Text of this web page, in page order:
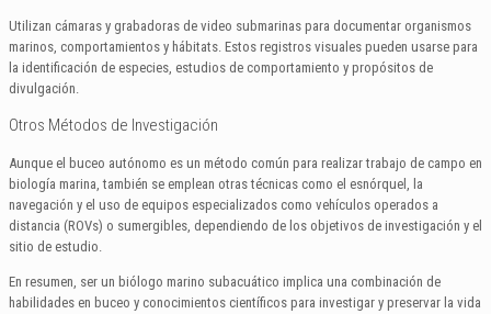
Utilizan cámaras y grabadoras de video submarinas para documentar organismos
marinos, comportamientos y hábitats. Estos registros visuales pueden usarse para
la identificación de especies, estudios de comportamiento y propósitos de
divulgación.
Otros Métodos de Investigación
Aunque el buceo autónomo es un método común para realizar trabajo de campo en
biología marina, también se emplean otras técnicas como el esnórquel, la
navegación y el uso de equipos especializados como vehículos operados a
distancia (ROVs) o sumergibles, dependiendo de los objetivos de investigación y el
sitio de estudio.
En resumen, ser un biólogo marino subacuático implica una combinación de
habilidades en buceo y conocimientos científicos para investigar y preservar la vida